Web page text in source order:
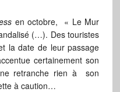
en octobre, « Le Mur
(…). Des touristes
la date de leur passage
certainement son
retranche rien à son
à caution…